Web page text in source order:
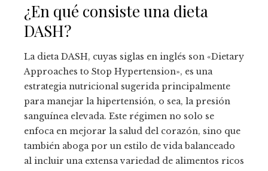
¿En qué consiste una dieta
DASH?
La dieta DASH, cuyas siglas en inglés son «Dietary
Approaches to Stop Hypertension», es una
estrategia nutricional sugerida principalmente
para manejar la hipertensión, o sea, la presión
sanguínea elevada. Este régimen no solo se
enfoca en mejorar la salud del corazón, sino que
también aboga por un estilo de vida balanceado
al incluir una extensa variedad de alimentos ricos